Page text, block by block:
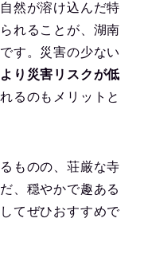
然が溶け込んだ特
れることが、湖南
す。災害の少ない
り災害リスクが低
るのもメリットと
ものの、荘厳な寺
、穏やかで趣ある
てぜひおすすめで